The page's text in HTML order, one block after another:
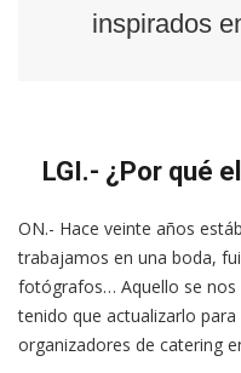
inspirados
LGI.- ¿Por qué
ON.- Hace veinte años
trabajamos en una boda,
fotógrafos… Aquello se nos
tenido que actualizarlo
organizadores de catering